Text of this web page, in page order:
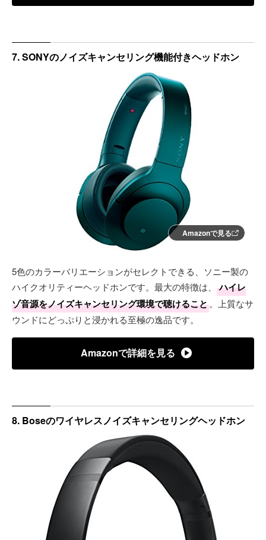
7. SONYのノイズキャンセリング機能付きヘッドホン
Amazonで見る
5色のカラーバリエーションがセレクトできる、ソニー製の
ハイクオリティーヘッドホンです。最大の特徴は、
ハイレ
ゾ音源をノイズキャンセリング環境で聴けること。上質なサ
ウンドにどっぷりと浸かれる至極の逸品です。
Amazonで詳細を見る
8. Boseのワイヤレスノイズキャンセリングヘッドホン